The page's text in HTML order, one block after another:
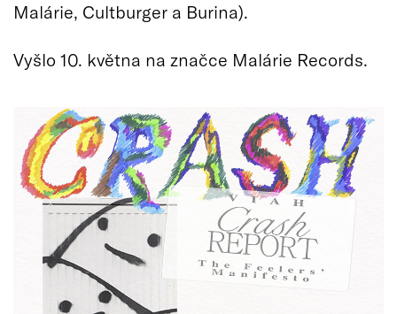
Malárie, Cultburger a Burina).
Vyšlo 10. května na značce Malárie Records.